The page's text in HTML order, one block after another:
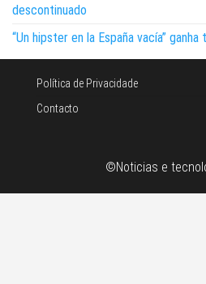
descontinuado
“Un hipster en la España vacía”
Política de Privacidade
Contacto
©Noticias e